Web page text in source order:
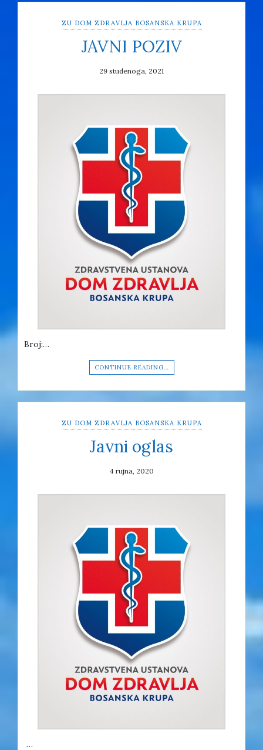
ZU DOM ZDRAVLJA BOSANSKA KRUPA
JAVNI POZIV
29 studenoga, 2021
Broj:…
CONTINUE READING…
ZU DOM ZDRAVLJA BOSANSKA KRUPA
Javni oglas
4 rujna, 2020
…